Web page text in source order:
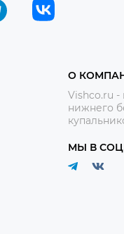
О
Vishco.ru -
нижнего
МЫ В